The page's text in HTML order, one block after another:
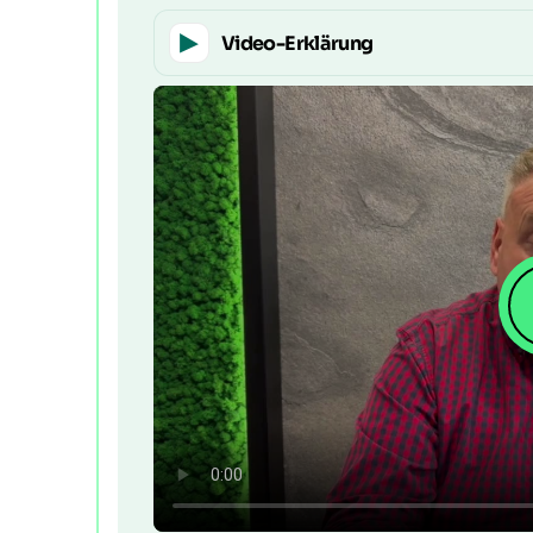
Video-Erklärung